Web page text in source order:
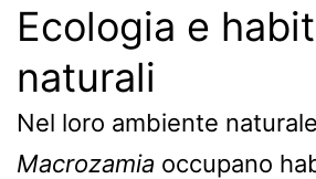
Ecologia e
naturali
Nel loro ambiente
Macrozamia occupano